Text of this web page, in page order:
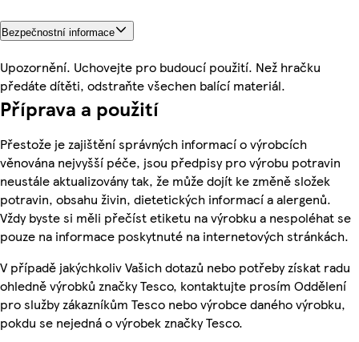
Bezpečnostní informace
Upozornění. Uchovejte pro budoucí použití. Než hračku
předáte dítěti, odstraňte všechen balící materiál.
Příprava a použití
Přestože je zajištění správných informací o výrobcích
věnována nejvyšší péče, jsou předpisy pro výrobu potravin
neustále aktualizovány tak, že může dojít ke změně složek
potravin, obsahu živin, dietetických informací a alergenů.
Vždy byste si měli přečíst etiketu na výrobku a nespoléhat se
pouze na informace poskytnuté na internetových stránkách.
V případě jakýchkoliv Vašich dotazů nebo potřeby získat radu
ohledně výrobků značky Tesco, kontaktujte prosím Oddělení
pro služby zákazníkům Tesco nebo výrobce daného výrobku,
pokdu se nejedná o výrobek značky Tesco.